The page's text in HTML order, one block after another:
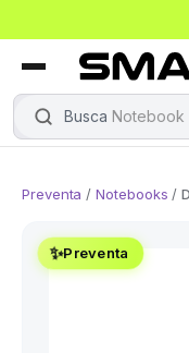
Busca Notebook
Preventa /Notebooks /
✨Preventa